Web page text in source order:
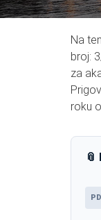
Na
broj:
za
roku